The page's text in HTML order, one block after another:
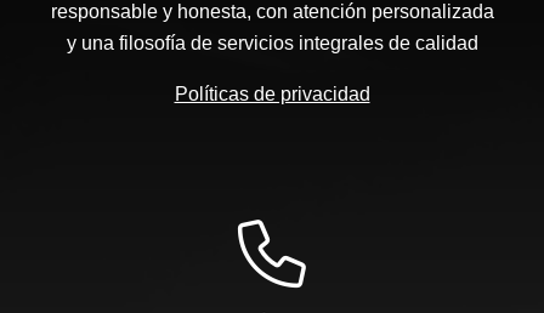
responsable y honesta, con atención personalizada
y una filosofía de servicios integrales de calidad
Políticas de privacidad